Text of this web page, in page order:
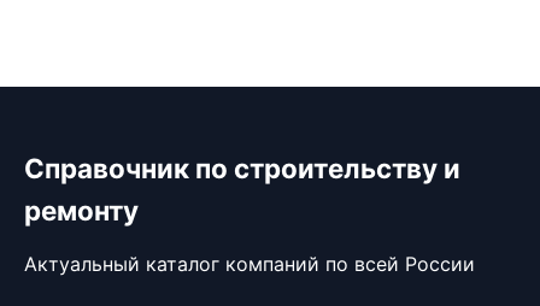
Справочник по строительству и
ремонту
Актуальный каталог компаний по всей России